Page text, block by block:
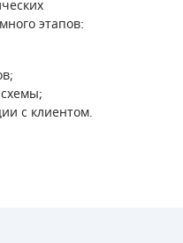
этапов:
с клиентом.